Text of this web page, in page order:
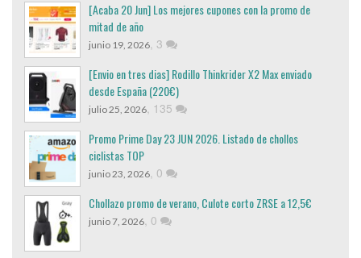
[Acaba 20 Jun] Los mejores cupones con la promo de
mitad de año
junio 19, 2026, 3
[Envio en tres dias] Rodillo Thinkrider X2 Max enviado
desde España (220€)
julio 25, 2026, 135
Promo Prime Day 23 JUN 2026. Listado de chollos
ciclistas TOP
junio 23, 2026, 0
Chollazo promo de verano, Culote corto ZRSE a 12,5€
junio 7, 2026, 0